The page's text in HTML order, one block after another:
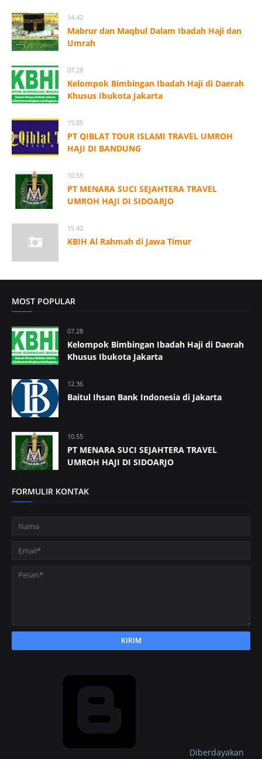
14.42
Mabrur dan Maqbul Dalam Ibadah Haji dan
Umrah
07.28
Kelompok Bimbingan Ibadah Haji di Daerah
Khusus Ibukota Jakarta
15.05
PT QIBLAT TOUR ISLAMI TRAVEL UMROH
HAJI DI BANDUNG
10.55
PT MENARA SUCI SEJAHTERA TRAVEL
UMROH HAJI DI SIDOARJO
15.42
KBIH Al Rahmah di Jawa Timur
MOST POPULAR
07.28
Kelompok Bimbingan Ibadah Haji di Daerah
Khusus Ibukota Jakarta
12.36
Baitul Ihsan Bank Indonesia di Jakarta
10.55
PT MENARA SUCI SEJAHTERA TRAVEL
UMROH HAJI DI SIDOARJO
FORMULIR KONTAK
Diberdayakan